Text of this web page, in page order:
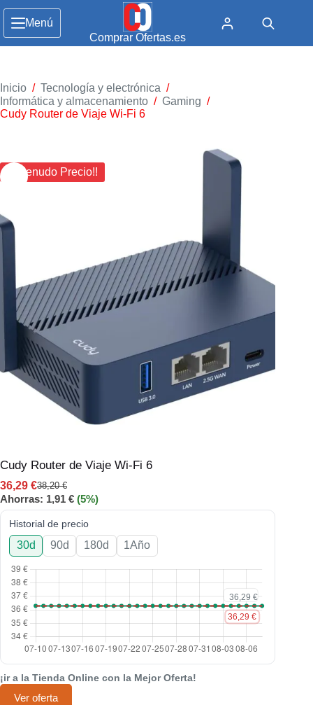
Menú
Comprar Ofertas.es
Inicio / Tecnología y electrónica /
Informática y almacenamiento / Gaming /
Cudy Router de Viaje Wi-Fi 6
¡¡ Menudo Precio!!
Cudy Router de Viaje Wi-Fi 6
38,20€
36,29 €
Ahorras: 1,91 € (5%)
Historial de precio
30d 90d 180d 1Año
¡ir a la Tienda Online con la Mejor Oferta!
Ver oferta